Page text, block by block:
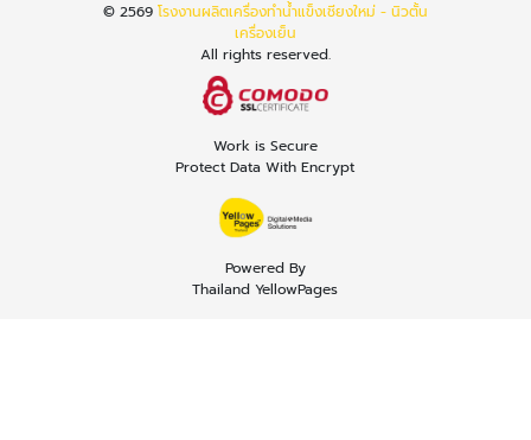
© 2569 โรงงานผลิตเครื่องทำน้ำแข็งเชียงใหม่ - นิวตั้น
เครื่องเย็น
All rights reserved.
Work is Secure
Protect Data With Encrypt
Powered By
Thailand YellowPages